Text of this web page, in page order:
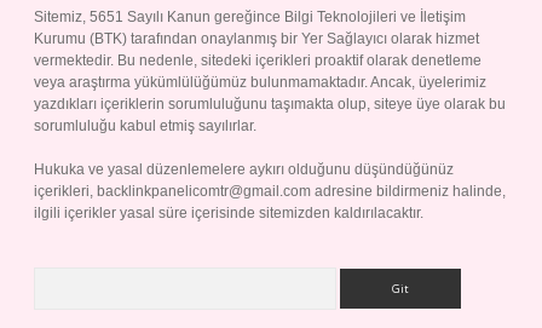
Sitemiz, 5651 Sayılı Kanun gereğince Bilgi Teknolojileri ve İletişim
Kurumu (BTK) tarafından onaylanmış bir Yer Sağlayıcı olarak hizmet
vermektedir. Bu nedenle, sitedeki içerikleri proaktif olarak denetleme
veya araştırma yükümlülüğümüz bulunmamaktadır. Ancak, üyelerimiz
yazdıkları içeriklerin sorumluluğunu taşımakta olup, siteye üye olarak bu
sorumluluğu kabul etmiş sayılırlar.
Hukuka ve yasal düzenlemelere aykırı olduğunu düşündüğünüz
içerikleri, backlinkpanelicomtr@gmail.com adresine bildirmeniz halinde,
ilgili içerikler yasal süre içerisinde sitemizden kaldırılacaktır.